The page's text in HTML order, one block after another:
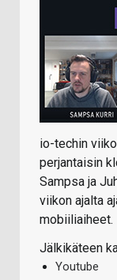
io-techin
perjantaisin
Sampsa ja
viikon ajalta
mobiiliaiheet.
Jälkikäteen
Youtube